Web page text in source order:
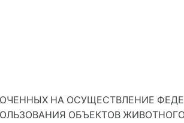
НА ОСУЩЕСТВЛЕНИЕ
ОБЪЕКТОВ